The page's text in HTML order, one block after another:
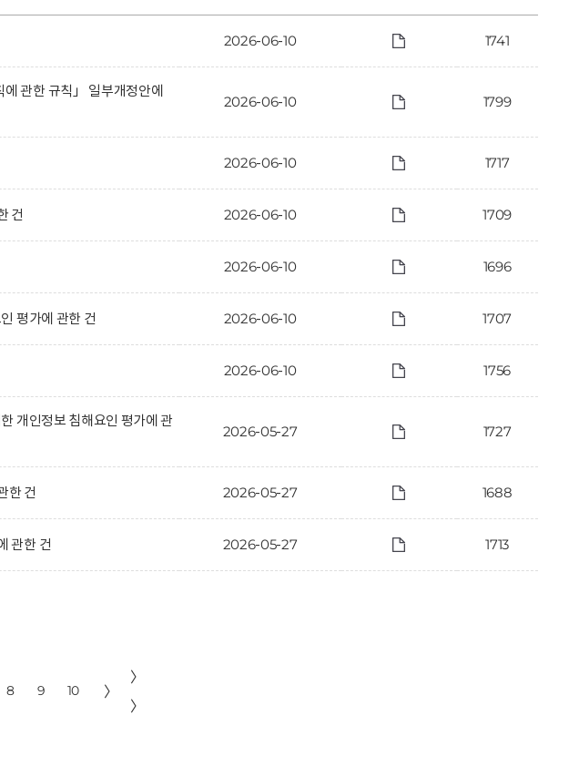
2026-06-10 1741
에 관한 규칙」 일부개정안에
2026-06-10 1799
2026-06-10 1717
건 2026-06-10 1709
2026-06-10 1696
평가에 관한 건 2026-06-10 1707
2026-06-10 1756
개인정보 침해요인 평가에 관
2026-05-27 1727
한 건 2026-05-27 1688
관한 건 2026-05-27 1713
8 9 10 〉
〉
〉